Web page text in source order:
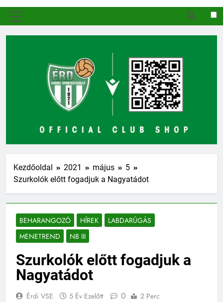
Kezdőoldal 2021 május
5
Szurkolók előtt fogadjuk a Nagyatádot
BEHARANGOZÓ HÍREK
LABDARÚGÁS
MENETREND
NB III
Szurkolók előtt fogadjuk a
Nagyatádot
Érdi VSE 5 Év Ezelőtt 0 2 Perc